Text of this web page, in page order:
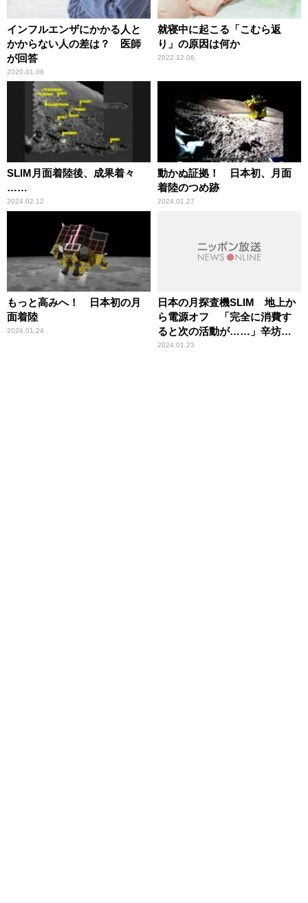
インフルエンザにかかる人と
かからない人の差は？ 医師
が回答
2020.01.08
就寝中に起こる「こむら返
り」の原因は何か
2022.12.06
SLIM月面着陸後、成果着々
……
2024.02.12
動かぬ証拠！ 日本初、月面
着陸のつめ跡
2024.01.27
もっと高みへ！ 日本初の月
面着陸
2024.01.24
日本の月探査機SLIM 地上か
ら電源オフ 「完全に消費す
ると次の活動が……」辛坊治
郎が現況をスマホに例えて解
2024.01.23